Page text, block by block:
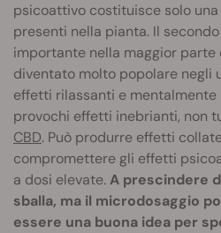
psicoattivo costituisce solo
presenti nella pianta. Il
importante nella maggior parte
diventato molto popolare negli
effetti rilassanti e mentalmente
provochi effetti inebrianti, non
CBD. Può produrre effetti
compromettere gli effetti
a dosi elevate.A prescindere
sballa, ma il microdosaggio
essere una buona idea per